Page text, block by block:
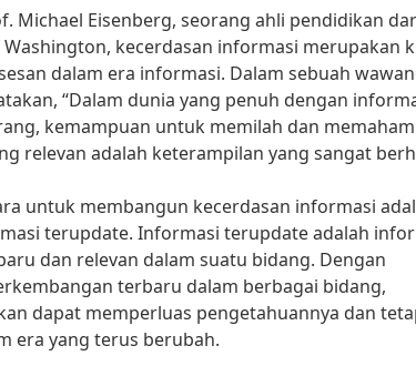
Michael Eisenberg, seorang ahli pendidikan
kecerdasan informasi merupakan
dalam era informasi. Dalam sebuah
“Dalam dunia yang penuh dengan
kemampuan untuk memilah dan
relevan adalah keterampilan yang sangat
untuk membangun kecerdasan informasi
terupdate. Informasi terupdate adalah
dan relevan dalam suatu bidang. Dengan
terbaru dalam berbagai bidang,
dapat memperluas pengetahuannya dan
era yang terus berubah.